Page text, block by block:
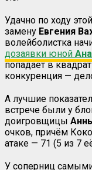
Удачно по ходу
замену Евгения
волейболистка
дозаявки юной
попадает в
конкуренция —
А лучшие
встрече были у
доигровщицы
очков, причём
атаке — 71 (5 из 7
У соперниц